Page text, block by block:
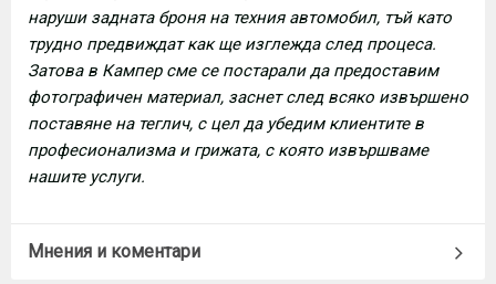
наруши задната броня на техния автомобил, тъй като
трудно предвиждат как ще изглежда след процеса.
Затова в Кампер сме се постарали да предоставим
фотографичен материал, заснет след всяко извършено
поставяне на теглич, с цел да убедим клиентите в
професионализма и грижата, с която извършваме
нашите услуги.
Мнения и коментари